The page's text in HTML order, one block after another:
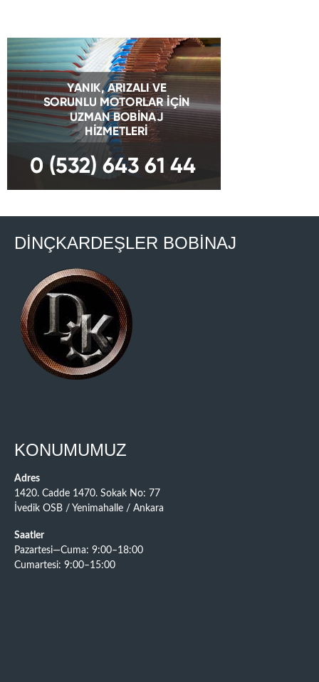
DİNÇKARDEŞLER BOBİNAJ
KONUMUMUZ
Adres
1420. Cadde 1470. Sokak No: 77
İvedik OSB / Yenimahalle / Ankara
Saatler
Pazartesi—Cuma: 9:00–18:00
Cumartesi: 9:00–15:00